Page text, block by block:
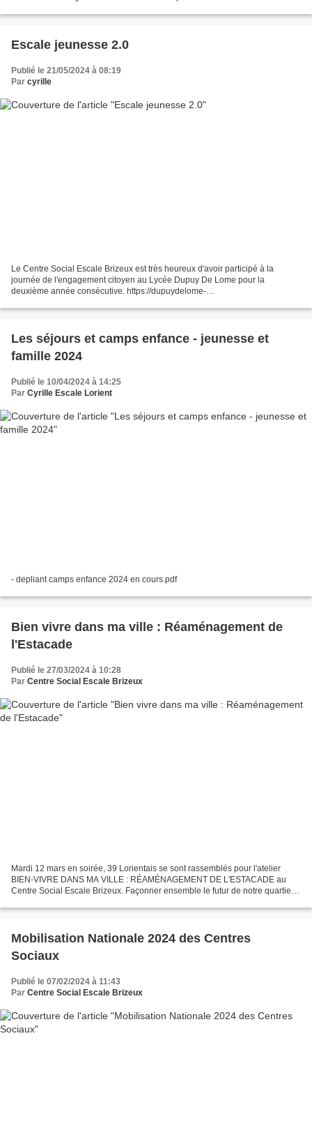
Escale jeunesse 2.0
Publié le 21/05/2024 à 08:19
Par cyrille
Le Centre Social Escale Brizeux est très heureux d'avoir participé à la
journée de l'engagement citoyen au Lycée Dupuy De Lome pour la
deuxième année consécutive. https://dupuydelome-
Les séjours et camps enfance - jeunesse et
famille 2024
Publié le 10/04/2024 à 14:25
Par Cyrille Escale Lorient
- depliant camps enfance 2024 en cours.pdf
Bien vivre dans ma ville : Réaménagement de
l'Estacade
Publié le 27/03/2024 à 10:28
Par Centre Social Escale Brizeux
Mardi 12 mars en soirée, 39 Lorientais se sont rassemblés pour l'atelier
BIEN-VIVRE DANS MA VILLE : RÉAMÉNAGEMENT DE L'ESTACADE au
Centre Social Escale Brizeux. Façonner ensemble le futur de notre quartier
Mobilisation Nationale 2024 des Centres
Sociaux
Publié le 07/02/2024 à 11:43
Par Centre Social Escale Brizeux